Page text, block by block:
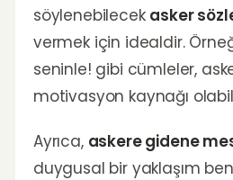
söylenebilecek asker
vermek için idealdir.
seninle! gibi cümleler,
motivasyon kaynağı
Ayrıca, askere gidene
duygusal bir yaklaşım